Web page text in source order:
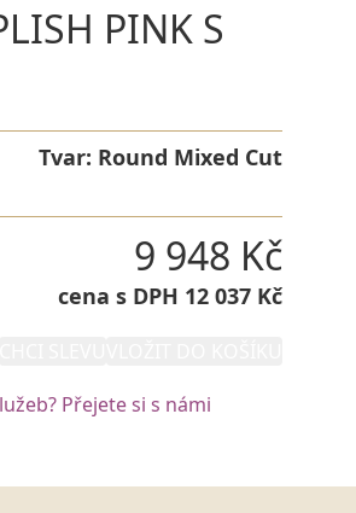
PINK S
Tvar: Round Mixed Cut
9 948 Kč
cena s DPH 12 037 Kč
Přejete si s námi